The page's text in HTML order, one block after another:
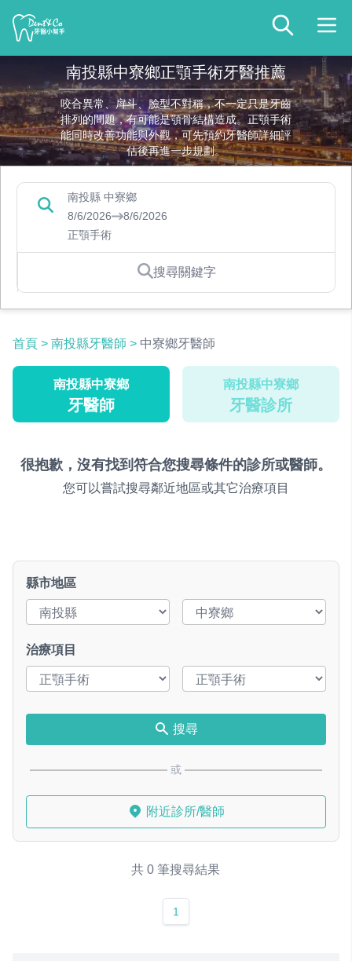
南投縣中寮鄉正顎手術牙醫推薦
咬合異常、戽斗、臉型不對稱，不一定只是牙齒
排列的問題，有可能是顎骨結構造成。正顎手術
能同時改善功能與外觀，可先預約牙醫師詳細評
估後再進一步規劃。
南投縣 中寮鄉
8/6/2026
8/6/2026
正顎手術
搜尋關鍵字
首頁 > 南投縣牙醫師 > 中寮鄉牙醫師
南投縣中寮鄉
牙醫師
南投縣中寮鄉
牙醫診所
很抱歉，沒有找到符合您搜尋條件的診所或醫師。
您可以嘗試搜尋鄰近地區或其它治療項目
縣市地區
治療項目
搜尋
或
附近診所/醫師
共 0 筆搜尋結果
1